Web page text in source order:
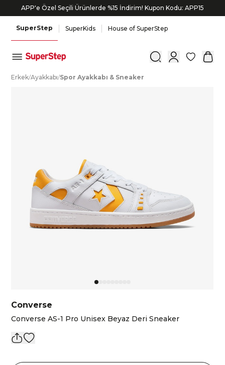
APP'e Özel Seçili Ürünlerde %15 İndirim! Kupon Kodu: APP15
SuperStep SuperKids House of SuperStep
0
Erkek/Ayakkabı/Spor Ayakkabı & Sneaker
Converse
Converse AS-1 Pro Unisex Beyaz Deri Sneaker